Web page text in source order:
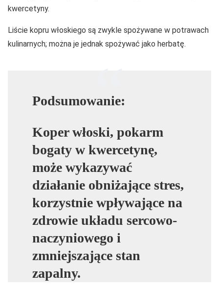
kwercetyny.
Liście kopru włoskiego są zwykle spożywane w potrawach
kulinarnych; można je jednak spożywać jako herbatę.
Podsumowanie:
Koper włoski, pokarm
bogaty w kwercetynę,
może wykazywać
działanie obniżające stres,
korzystnie wpływające na
zdrowie układu sercowo-
naczyniowego i
zmniejszające stan
zapalny.